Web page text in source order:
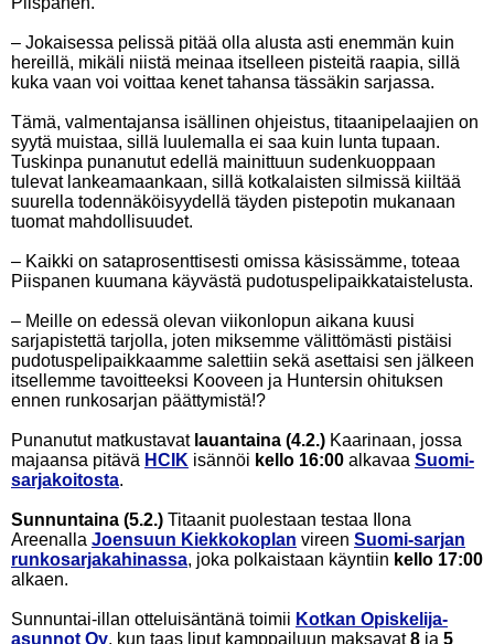
– Jokaisessa pelissä pitää olla alusta asti enemmän kuin
hereillä, mikäli niistä meinaa itselleen pisteitä raapia, sillä
kuka vaan voi voittaa kenet tahansa tässäkin sarjassa.
Tämä, valmentajansa isällinen ohjeistus, titaanipelaajien on
syytä muistaa, sillä luulemalla ei saa kuin lunta tupaan.
Tuskinpa punanutut edellä mainittuun sudenkuoppaan
tulevat lankeamaankaan, sillä kotkalaisten silmissä kiiltää
suurella todennäköisyydellä täyden pistepotin mukanaan
tuomat mahdollisuudet.
– Kaikki on sataprosenttisesti omissa käsissämme, toteaa
Piispanen kuumana käyvästä pudotuspelipaikkataistelusta.
– Meille on edessä olevan viikonlopun aikana kuusi
sarjapistettä tarjolla, joten miksemme välittömästi pistäisi
pudotuspelipaikkaamme salettiin sekä asettaisi sen jälkeen
itsellemme tavoitteeksi Kooveen ja Huntersin ohituksen
ennen runkosarjan päättymistä!?
Punanutut matkustavat lauantaina (4.2.) Kaarinaan, jossa
majaansa pitävä HCIK isännöi kello 16:00 alkavaa Suomi-
sarjakoitosta.
Sunnuntaina (5.2.) Titaanit puolestaan testaa Ilona
Areenalla Joensuun Kiekkokoplan vireen Suomi-sarjan
runkosarjakahinassa, joka polkaistaan käyntiin kello 17:00
alkaen.
Sunnuntai-illan otteluisäntänä toimii Kotkan Opiskelija-
asunnot Oy, kun taas liput kamppailuun maksavat8 ja 5